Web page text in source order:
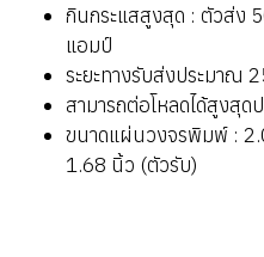
กินกระแสสูงสุด : ตัวส่ง
แอมป์
ระยะทางรับส่งประมาณ
สามารถต่อโหลดได้สูงสุ
ขนาดแผ่นวงจรพิมพ์ :
1.68 นิ้ว (ตัวรับ)